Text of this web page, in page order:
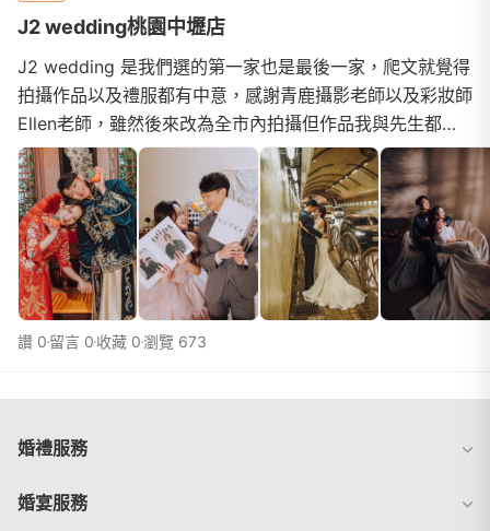
J2 wedding桃園中壢店
J2 wedding 是我們選的第一家也是最後一家，爬文就覺得
拍攝作品以及禮服都有中意，感謝青鹿攝影老師以及彩妝師
Ellen老師，雖然後來改為全市內拍攝但作品我與先生都非
常滿意😍，拍攝當天也非常愉快，推薦大家喔！
讚 0 留言 0 收藏 0瀏覽 673
婚禮服務
婚宴服務